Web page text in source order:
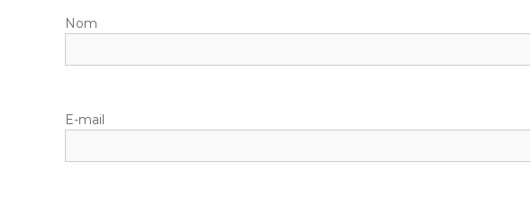
Nom
E-mail